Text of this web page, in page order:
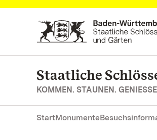
Zum Hauptinhalt springen
Staatliche
KOMMEN. STAUNEN.
StartMonumente